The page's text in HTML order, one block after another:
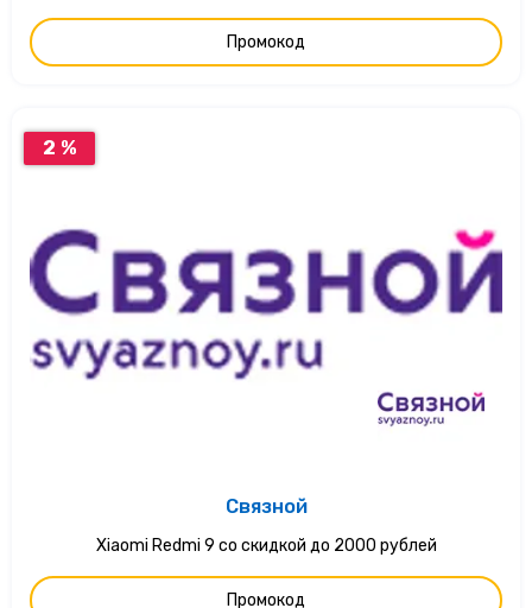
Промокод
2 %
Связной
Xiaomi Redmi 9 со скидкой до 2000 рублей
Промокод